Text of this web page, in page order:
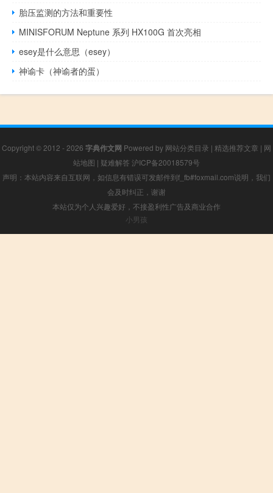
胎压监测的方法和重要性
MINISFORUM Neptune 系列 HX100G 首次亮相
esey是什么意思（esey）
神谕卡（神谕者的蛋）
Copyright © 2012 - 2026 字典作文网 Powered by 网站分类目录 | 精选推荐文章 | 网
站地图 | 疑难解答 沪ICP备20018579号
声明：本站内容来自互联网，如信息有错误可发邮件到f_fb#foxmail.com说明，我们
会及时纠正，谢谢
本站仅为个人兴趣爱好，不接盈利性广告及商业合作
小男孩